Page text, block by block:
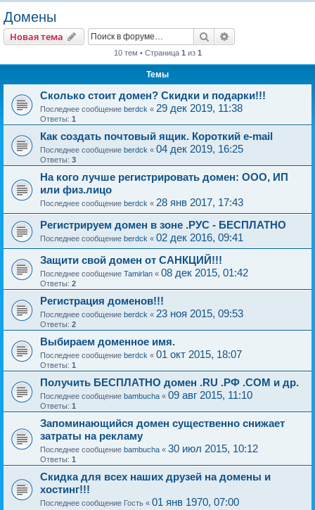
Домены
Новая тема Поиск
10 тем • Страница 1 из 1
Темы
Сколько стоит домен? Скидки и подарки!!!
Последнее сообщение berdck « 29 дек 2019, 11:38
Ответы: 1
Как создать почтовый ящик. Короткий e-mail
Последнее сообщение berdck « 04 дек 2019, 16:25
Ответы: 3
На кого лучше регистрировать домен: ООО, ИП
или физ.лицо
Последнее сообщение berdck « 28 янв 2017, 17:43
Регистрируем домен в зоне .РУС - БЕСПЛАТНО
Последнее сообщение berdck « 02 дек 2016, 09:41
Защити свой домен от САНКЦИЙ!!!
Последнее сообщение Tamirlan « 08 дек 2015, 01:42
Ответы: 2
Регистрация доменов!!!
Последнее сообщение berdck « 23 ноя 2015, 09:53
Ответы: 2
Выбираем доменное имя.
Последнее сообщение berdck « 01 окт 2015, 18:07
Ответы: 1
Получить БЕСПЛАТНО домен .RU .РФ .COM и др.
Последнее сообщение bambucha « 09 авг 2015, 11:10
Ответы: 1
Запоминающийся домен существенно снижает
затраты на рекламу
Последнее сообщение bambucha « 30 июл 2015, 10:12
Ответы: 1
Скидка для всех наших друзей на домены и
хостинг!!!
Последнее сообщение Гость « 01 янв 1970, 07:00